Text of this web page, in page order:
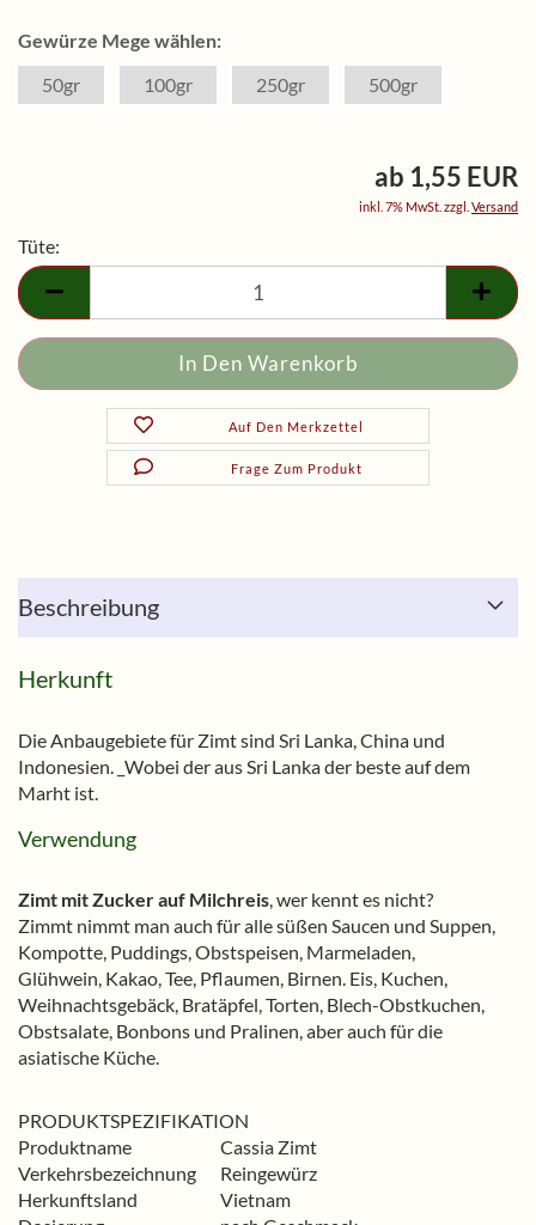
Gewürze Mege wählen:
50gr
100gr 250gr 500gr
ab 1,55 EUR
inkl. 7% MwSt. zzgl. Versand
Tüte:
Tüte
Auf Den Merkzettel
Frage Zum Produkt
Beschreibung
Herkunft
Die Anbaugebiete für Zimt sind Sri Lanka, China und
Indonesien. _Wobei der aus Sri Lanka der beste auf dem
Marht ist.
Verwendung
Zimt mit Zucker auf Milchreis, wer kennt es nicht?
Zimmt nimmt man auch für alle süßen Saucen und Suppen,
Kompotte, Puddings, Obstspeisen, Marmeladen,
Glühwein, Kakao, Tee, Pflaumen, Birnen. Eis, Kuchen,
Weihnachtsgebäck, Bratäpfel, Torten, Blech-Obstkuchen,
Obstsalate, Bonbons und Pralinen, aber auch für die
asiatische Küche.
PRODUKTSPEZIFIKATION
Produktname
Cassia Zimt
Verkehrsbezeichnung
Reingewürz
Herkunftsland
Vietnam